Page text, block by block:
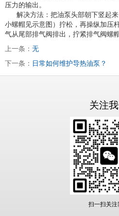
压力的输出。
解决方法：把油泵头部朝下竖起来
小螺帽见示意图）拧松，再操纵加压
气从尾部排气阀排出，拧紧排气阀螺
上一条： 无
下一条： 日常如何维护导热油泵？
关注
扫一扫关注